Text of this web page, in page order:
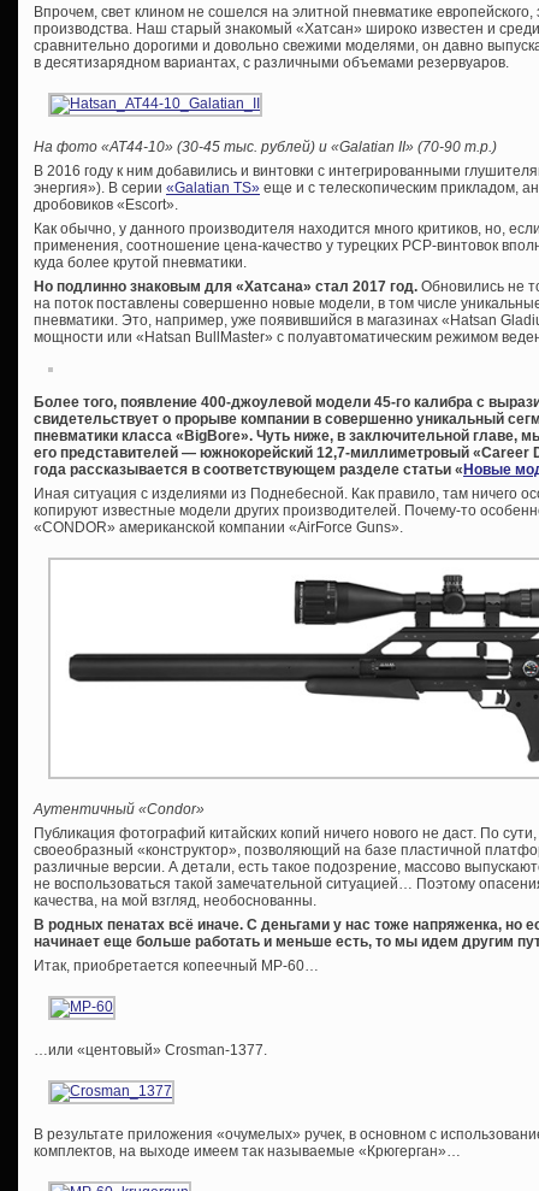
Впрочем, свет клином не сошелся на элитной пневматике европейского,
производства. Наш старый знакомый «Хатсан» широко известен и
сравнительно дорогими и довольно свежими моделями, он давно
в десятизарядном вариантах, с различными объемами резервуаров.
На фото «AT44-10» (30-45 тыс. рублей) и «Galatian II» (70-90 т.р.)
В 2016 году к ним добавились и винтовки с интегрированными
энергия»). В серии «Galatian TS» еще и с телескопическим прикладом,
дробовиков «Escort».
Как обычно, у данного производителя находится много критиков, но,
применения, соотношение цена-качество у турецких PCP-винтовок
куда более крутой пневматики.
Но подлинно знаковым для «Хатсана» стал 2017 год. Обновились не
на поток поставлены совершенно новые модели, в том числе
пневматики. Это, например, уже появившийся в магазинах «Hatsan
мощности или «Hatsan BullMaster» с полуавтоматическим режимом
Более того, появление 400-джоулевой модели 45-го калибра с
свидетельствует о прорыве компании в совершенно уникальный
пневматики класса «BigBore». Чуть ниже, в заключительной главе,
его представителей — южнокорейский 12,7-миллиметровый «Career
года рассказывается в соответствующем разделе статьи «Новые
Иная ситуация с изделиями из Поднебесной. Как правило, там ничего
копируют известные модели других производителей. Почему-то
«CONDOR» американской компании «AirForce Guns».
Аутентичный «Condor»
Публикация фотографий китайских копий ничего нового не даст. По
своеобразный «конструктор», позволяющий на базе пластичной
различные версии. А детали, есть такое подозрение, массово
не воспользоваться такой замечательной ситуацией… Поэтому
качества, на мой взгляд, необоснованны.
В родных пенатах всё иначе. С деньгами у нас тоже напряженка, но
начинает еще больше работать и меньше есть, то мы идем другим
Итак, приобретается копеечный МР-60…
…или «центовый» Crosman-1377.
В результате приложения «очумелых» ручек, в основном с
комплектов, на выходе имеем так называемые «Крюгерган»…